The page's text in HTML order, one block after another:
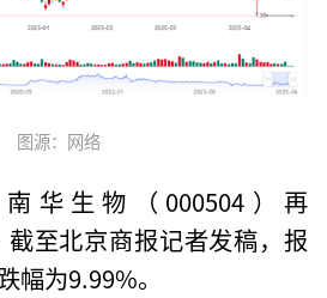
图源：网络
华生物（000504）再
至北京商报记者发稿，报
幅为9.99%。